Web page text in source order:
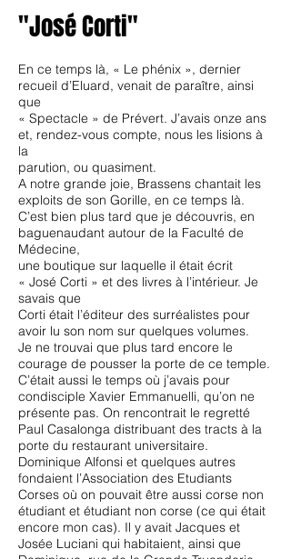
"José Corti"
En ce temps là, « Le phénix », dernier
recueil d’Eluard, venait de paraître, ainsi
que
« Spectacle » de Prévert. J’avais onze ans
et, rendez-vous compte, nous les lisions à
la
parution, ou quasiment.
A notre grande joie, Brassens chantait les
exploits de son Gorille, en ce temps là.
C’est bien plus tard que je découvris, en
baguenaudant autour de la Faculté de
Médecine,
une boutique sur laquelle il était écrit
« José Corti » et des livres à l’intérieur. Je
savais que
Corti était l’éditeur des surréalistes pour
avoir lu son nom sur quelques volumes.
Je ne trouvai que plus tard encore le
courage de pousser la porte de ce temple.
C’était aussi le temps où j’avais pour
condisciple Xavier Emmanuelli, qu’on ne
présente pas. On rencontrait le regretté
Paul Casalonga distribuant des tracts à la
porte du restaurant universitaire.
Dominique Alfonsi et quelques autres
fondaient l’Association des Etudiants
Corses où on pouvait être aussi corse non
étudiant et étudiant non corse (ce qui était
encore mon cas). Il y avait Jacques et
Josée Luciani qui habitaient, ainsi que